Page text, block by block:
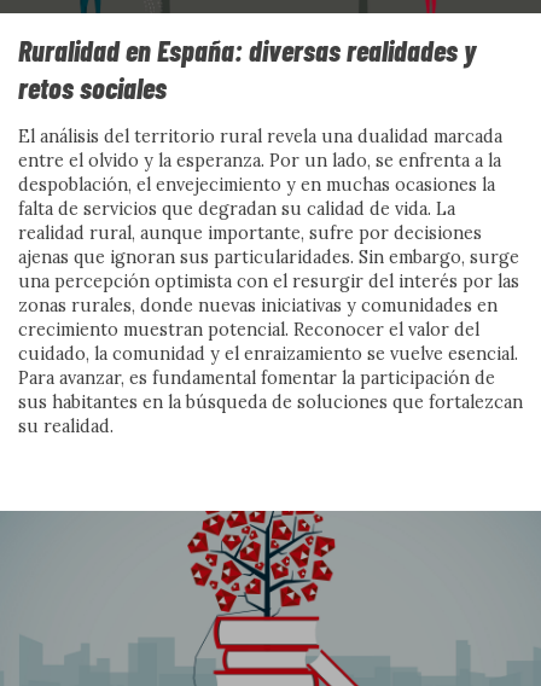
DOCUMENTACIÓN
CONVERSAMOS
EDITORIAL
Frente al veneno del odio, el
amor es el antídoto
Cuando el miedo se organiza en discursos, políticas y
gestos cotidianos, la convivencia se vuelve frágil. Este
número mira de frente los discursos de odio, pero no se
Ruralidad en España: diversas realidades y
retos sociales
El análisis del territorio rural revela una dualidad marcada
entre el olvido y la esperanza. Por un lado, se enfrenta a la
despoblación, el envejecimiento y en muchas ocasiones la
falta de servicios que degradan su calidad de vida. La
realidad rural, aunque importante, sufre por decisiones
ajenas que ignoran sus particularidades. Sin embargo, surge
una percepción optimista con el resurgir del interés por las
zonas rurales, donde nuevas iniciativas y comunidades en
crecimiento muestran potencial. Reconocer el valor del
cuidado, la comunidad y el enraizamiento se vuelve esencial.
Para avanzar, es fundamental fomentar la participación de
sus habitantes en la búsqueda de soluciones que fortalezcan
su realidad.